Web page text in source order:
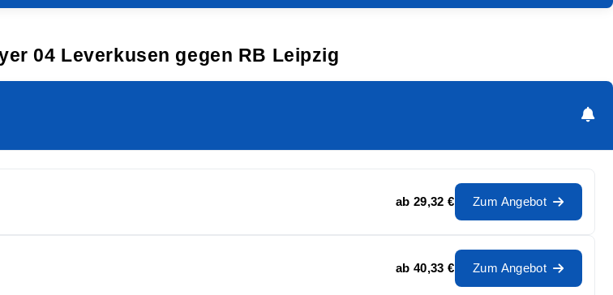
04 Leverkusen gegen RB Leipzig
ab 29,32 € Zum Angebot
ab 40,33 € Zum Angebot